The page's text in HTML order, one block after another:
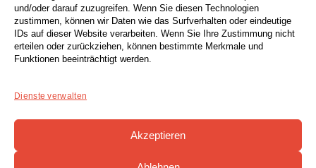
und/oder darauf zuzugreifen. Wenn Sie diesen Technologien
zustimmen, können wir Daten wie das Surfverhalten oder eindeutige
IDs auf dieser Website verarbeiten. Wenn Sie Ihre Zustimmung nicht
erteilen oder zurückziehen, können bestimmte Merkmale und
Funktionen beeinträchtigt werden.
Dienste verwalten
Akzeptieren
Fax: +49 (0) 341 . 87 80 81 0
E-Mail:info@kaden-immobilien.de